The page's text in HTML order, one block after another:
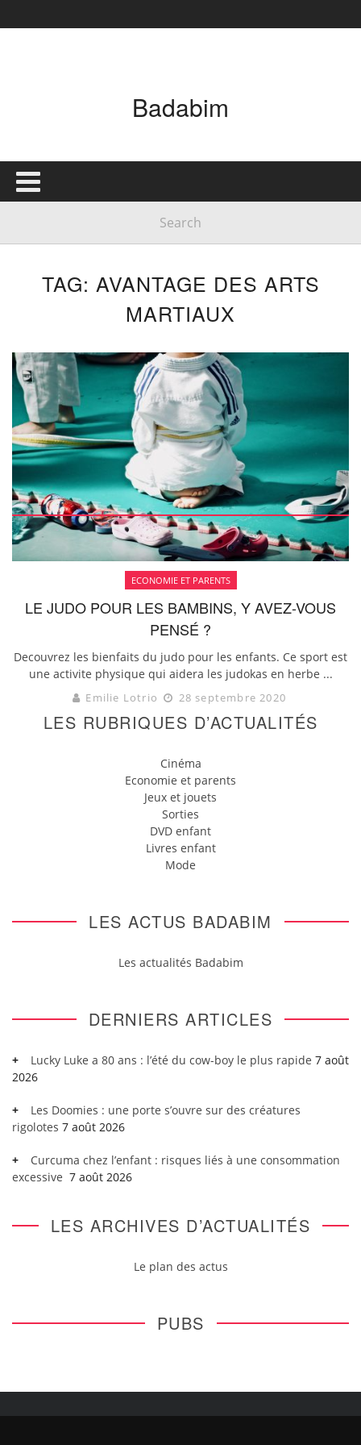
Badabim
TAG: AVANTAGE DES ARTS
MARTIAUX
ECONOMIE ET PARENTS
LE JUDO POUR LES BAMBINS, Y AVEZ-VOUS
PENSÉ ?
Decouvrez les bienfaits du judo pour les enfants. Ce sport est
une activite physique qui aidera les judokas en herbe ...
Emilie Lotrio 28 septembre 2020
LES RUBRIQUES D’ACTUALITÉS
Cinéma
Economie et parents
Jeux et jouets
Sorties
DVD enfant
Livres enfant
Mode
LES ACTUS BADABIM
Les actualités Badabim
DERNIERS ARTICLES
Lucky Luke a 80 ans : l’été du cow-boy le plus rapide 7 août
2026
Les Doomies : une porte s’ouvre sur des créatures
rigolotes 7 août 2026
Curcuma chez l’enfant : risques liés à une consommation
excessive 7 août 2026
LES ARCHIVES D’ACTUALITÉS
Le plan des actus
PUBS